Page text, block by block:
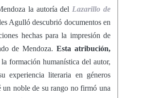
la autoría del Lazarillo de
Agulló descubrió documentos en
hechas para la impresión de
de Mendoza.Esta atribución,
formación humanística del autor,
experiencia literaria en géneros
un noble de su rango no firmó una